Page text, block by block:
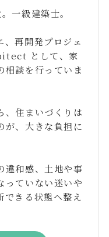
一級建築士。
、再開発プロジェ
として、家
相談を行っていま
、住まいづくりは
が、大きな負担に
違和感、土地や事
っていない迷いや
できる状態へ整え